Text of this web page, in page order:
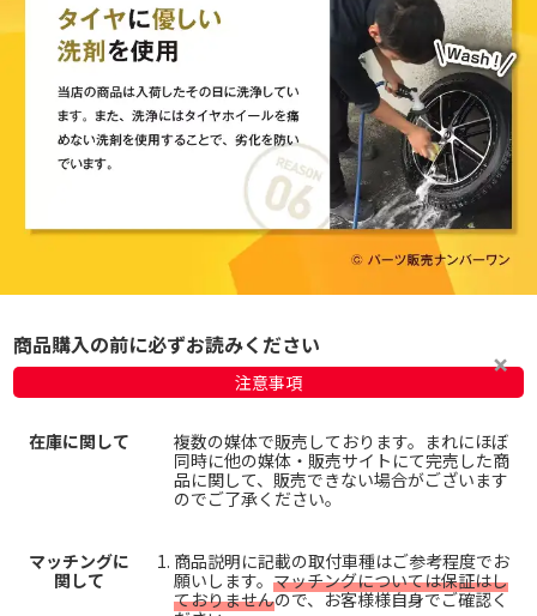
商品購入の前に必ずお読みください
注意事項
在庫に関して
複数の媒体で販売しております。まれにほぼ
同時に他の媒体・販売サイトにて完売した商
品に関して、販売できない場合がございます
のでご了承ください。
マッチングに
関して
商品説明に記載の取付車種はご参考程度でお
願いします。 マッチングについては保証はし
ておりませんので、お客様様自身でご確認く